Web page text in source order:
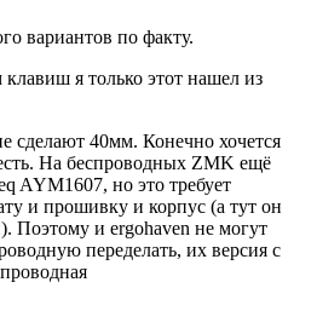
вариантов по факту.
я только этот нашел из
сделают 40мм. Конечно хочется
На беспроводных ZMK ещё
AYM1607, но это требует
и прошивку и корпус (а тут он
Поэтому и ergohaven не могут
переделать, их версия с